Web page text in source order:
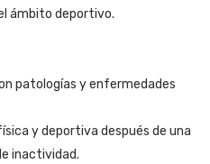
ámbito deportivo.
patologías y enfermedades
y deportiva después de una
inactividad.